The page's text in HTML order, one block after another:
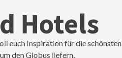
Hotels
euch Inspiration für die schönsten
den Globus liefern.